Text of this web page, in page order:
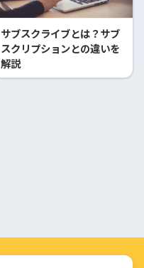
サブスクライブとは？サブ
スクリプションとの違いを
解説